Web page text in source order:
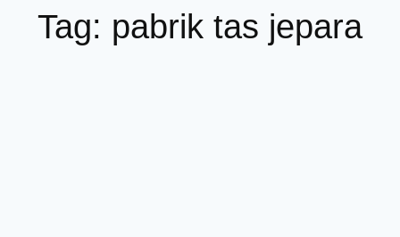
Tag: pabrik tas jepara